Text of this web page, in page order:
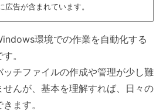
広告が含まれています。
環境での作業を自動化する
。
チファイルの作成や管理が少し難
せんが、基本を理解すれば、日々の
ます。